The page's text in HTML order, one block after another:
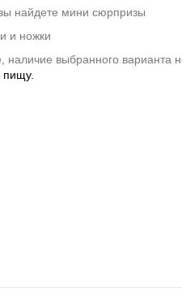
найдете мини сюрпризы
и ножки
наличие выбранного варианта
пищу.